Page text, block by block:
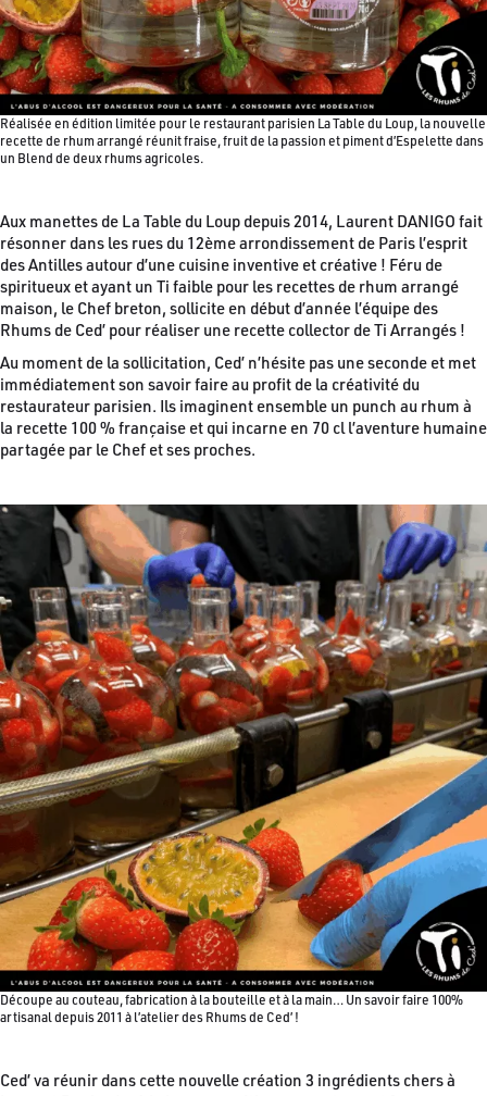
Réalisée en édition limitée pour le restaurant parisien La Table du Loup, la nouvelle
recette de rhum arrangé réunit fraise, fruit de la passion et piment d’Espelette dans
un Blend de deux rhums agricoles.
Aux manettes de La Table du Loup depuis 2014, Laurent DANIGO fait
résonner dans les rues du 12ème arrondissement de Paris l’esprit
des Antilles autour d’une cuisine inventive et créative ! Féru de
spiritueux et ayant un Ti faible pour les recettes de rhum arrangé
maison, le Chef breton, sollicite en début d’année l’équipe des
Rhums de Ced’ pour réaliser une recette collector de Ti Arrangés !
Au moment de la sollicitation, Ced’ n’hésite pas une seconde et met
immédiatement son savoir faire au profit de la créativité du
restaurateur parisien. Ils imaginent ensemble un punch au rhum à
la recette 100 % française et qui incarne en 70 cl l’aventure humaine
partagée par le Chef et ses proches.
Découpe au couteau, fabrication à la bouteille et à la main… Un savoir faire 100%
artisanal depuis 2011 à l’atelier des Rhums de Ced’ !
Ced’ va réunir dans cette nouvelle création 3 ingrédients chers à